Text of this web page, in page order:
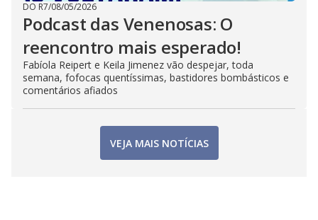
DO R7/08/05/2026
Podcast das Venenosas: O
reencontro mais esperado!
Fabíola Reipert e Keila Jimenez vão despejar, toda
semana, fofocas quentíssimas, bastidores bombásticos e
comentários afiados
VEJA MAIS NOTÍCIAS